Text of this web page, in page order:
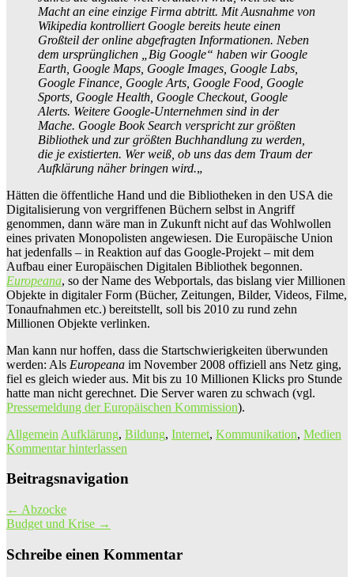
Macht an eine einzige Firma abtritt. Mit Ausnahme von
Wikipedia kontrolliert Google bereits heute einen
Großteil der online abgefragten Informationen. Neben
dem ursprünglichen „Big Google“ haben wir Google
Earth, Google Maps, Google Images, Google Labs,
Google Finance, Google Arts, Google Food, Google
Sports, Google Health, Google Checkout, Google
Alerts. Weitere Google-Unternehmen sind in der
Mache. Google Book Search verspricht zur größten
Bibliothek und zur größten Buchhandlung zu werden,
die je existierten. Wer weiß, ob uns das dem Traum der
Aufklärung näher bringen wird.„
Hätten die öffentliche Hand und die Bibliotheken in den USA die
Digitalisierung von vergriffenen Büchern selbst in Angriff
genommen, dann wäre man in Zukunft nicht auf das Wohlwollen
eines privaten Monopolisten angewiesen. Die Europäische Union
hat jedenfalls – in Reaktion auf das Google-Projekt – mit dem
Aufbau einer Europäischen Digitalen Bibliothek begonnen.
Europeana, so der Name des Webportals, das bislang vier Millionen
Objekte in digitaler Form (Bücher, Zeitungen, Bilder, Videos, Filme,
Tonaufnahmen etc.) bereitstellt, soll bis 2010 zu rund zehn
Millionen Objekte verlinken.
Man kann nur hoffen, dass die Startschwierigkeiten überwunden
werden: Als Europeana im November 2008 offiziell ans Netz ging,
fiel es gleich wieder aus. Mit bis zu 10 Millionen Klicks pro Stunde
hatte man nicht gerechnet. Die Server waren zu schwach (vgl.
Pressemeldung der Europäischen Kommission).
Allgemein Aufklärung, Bildung, Internet, Kommunikation, Medien
Kommentar hinterlassen
Beitragsnavigation
← Abzocke
Budget und Krise →
Schreibe einen Kommentar